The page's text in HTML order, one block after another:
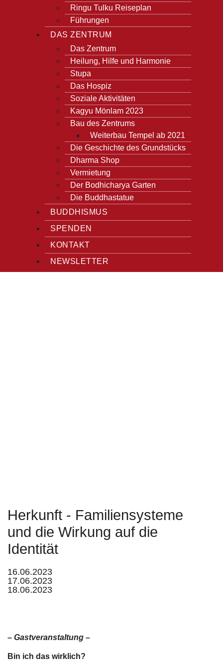
Ringu Tulku Reiseplan
Führungen
DAS ZENTRUM
Das Zentrum
Heilung, Hilfe und Harmonie
Stupa
Das Hospiz
Soziale Aktivitäten
Kagyu Mönlam 2023
Bau des Zentrums
Weiterbau Tempel ab 2021
Die Geschichte des Grundstücks
Dharma Shop
Vermietung
Der Bodhicharya Garten
Die Buddhastatue
BUDDHISMUS
SPENDEN
KONTAKT
NEWSLETTER
Herkunft - Familiensysteme
und die Wirkung auf die
Identität
16.06.2023
17.06.2023
18.06.2023
– Gastveranstaltung –
Bin ich das wirklich?